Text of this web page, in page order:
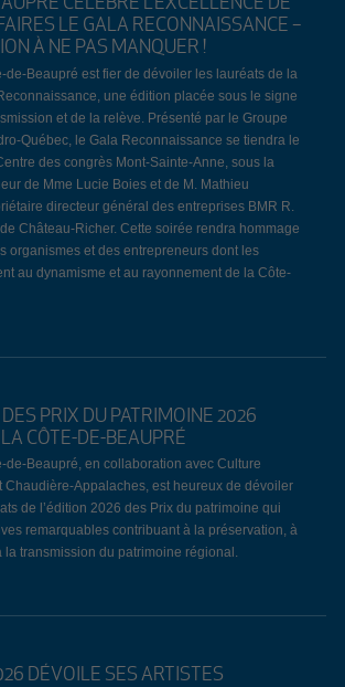
LE GALA RECONNAISSANCE –
À NE PAS MANQUER !
de-Beaupré est fier de dévoiler les lauréats de la
une édition placée sous le signe
et de la relève. Présenté par le Groupe
Québec, le Gala Reconnaissance se tiendra le
des congrès Mont-Sainte-Anne, sous la
de Mme Lucie Boies et de M. Mathieu
directeur général des entreprises BMR R.
Château-Richer. Cette soirée rendra hommage
organismes et des entrepreneurs dont les
au dynamisme et au rayonnement de la Côte-
PRIX DU PATRIMOINE 2026
CÔTE-DE-BEAUPRÉ
de-Beaupré, en collaboration avec Culture
Chaudière-Appalaches, est heureux de dévoiler
de l’édition 2026 des Prix du patrimoine qui
remarquables contribuant à la préservation, à
la transmission du patrimoine régional.
DÉVOILE SES ARTISTES